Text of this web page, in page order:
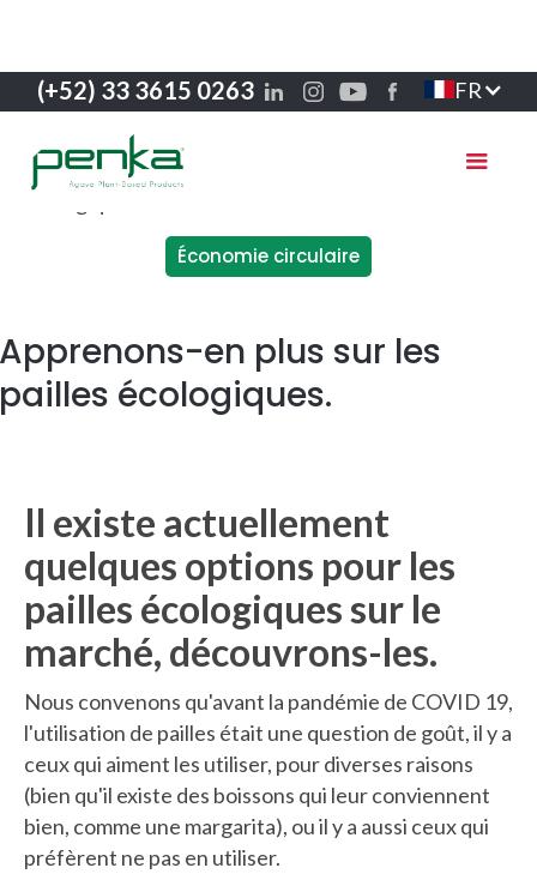
(+52) 33 3615 0263 FR
Économie circulaire
Apprenons-en plus sur les
pailles écologiques.
Il existe actuellement
quelques options pour les
pailles écologiques sur le
marché, découvrons-les.
Nous convenons qu'avant la pandémie de COVID 19,
l'utilisation de pailles était une question de goût, il y a
ceux qui aiment les utiliser, pour diverses raisons
(bien qu'il existe des boissons qui leur conviennent
bien, comme une margarita), ou il y a aussi ceux qui
préfèrent ne pas en utiliser.